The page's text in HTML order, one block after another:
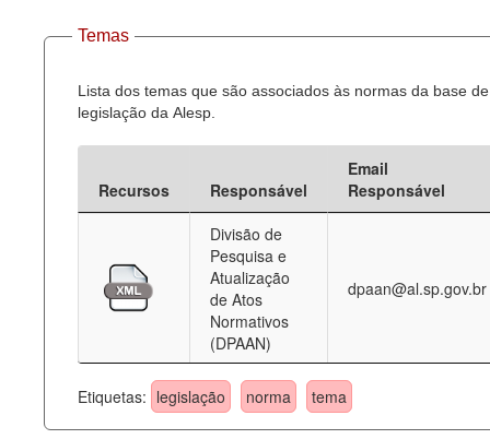
Temas
Lista dos temas que são associados às normas da base de
legislação da Alesp.
Recursos Responsável
Email
Responsável
Divisão de
Pesquisa e
Atualização
de Atos
Normativos
(DPAAN)
dpaan@al.sp.gov.br
Etiquetas: legislação norma tema